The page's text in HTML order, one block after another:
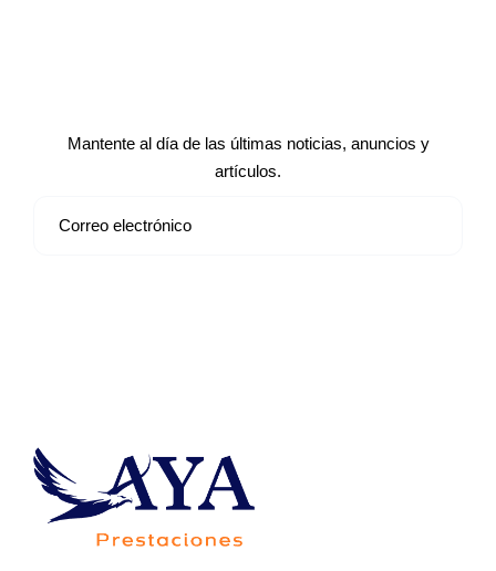
Mantente al día de las últimas noticias, anuncios y
artículos.